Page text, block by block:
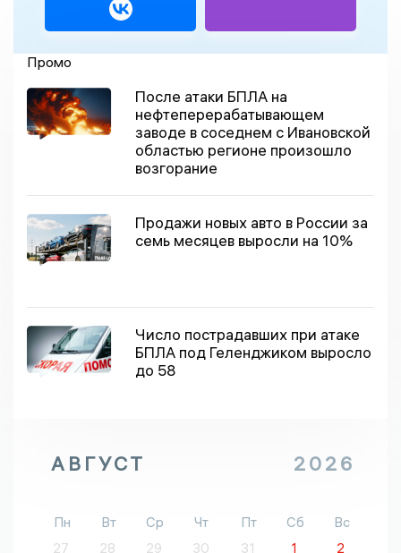
Промо
После атаки БПЛА на
нефтеперерабатывающем
заводе в соседнем с Ивановской
областью регионе произошло
возгорание
Продажи новых авто в России за
семь месяцев выросли на 10%
Число пострадавших при атаке
БПЛА под Геленджиком выросло
до 58
АВГУСТ 2026
Пн Вт Ср Чт Пт Сб
Вс
27
28 29 30 31 1
2